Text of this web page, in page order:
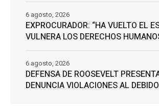
EXPROCURADOR: “HA VUELTO EL
VULNERA LOS DERECHOS
6 agosto, 2026
DEFENSA DE ROOSEVELT
DENUNCIA VIOLACIONES AL
6 agosto, 2026